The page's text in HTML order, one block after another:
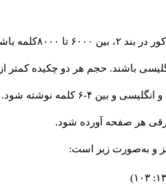
باشد.
دو چکیده کمتر از ۲۰۰ و بیشتر از ۲۵۰ کلمه نباشد.
۴-۶ کلمه نوشته شود.
هر صفحه آورده شود.
و به‌صورت زیر است: